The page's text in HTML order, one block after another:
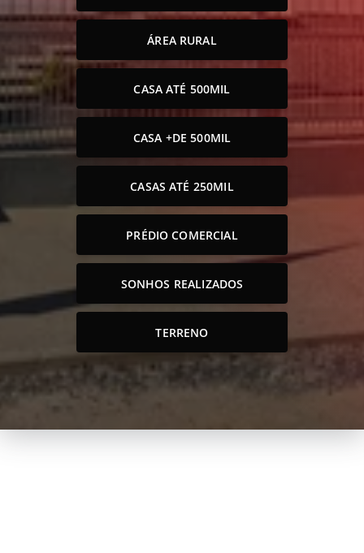
ÁREA RURAL
CASA ATÉ 500MIL
CASA +DE 500MIL
CASAS ATÉ 250MIL
PRÉDIO COMERCIAL
SONHOS REALIZADOS
TERRENO